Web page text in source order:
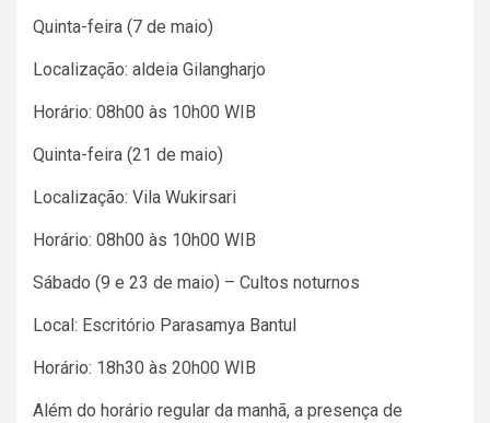
Quinta-feira (7 de maio)
Localização: aldeia Gilangharjo
Horário: 08h00 às 10h00 WIB
Quinta-feira (21 de maio)
Localização: Vila Wukirsari
Horário: 08h00 às 10h00 WIB
Sábado (9 e 23 de maio) – Cultos noturnos
Local: Escritório Parasamya Bantul
Horário: 18h30 às 20h00 WIB
Além do horário regular da manhã, a presença de